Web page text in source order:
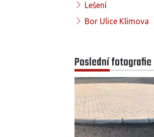
Lešení
Bor Ulice Klímova
Poslední fotografie